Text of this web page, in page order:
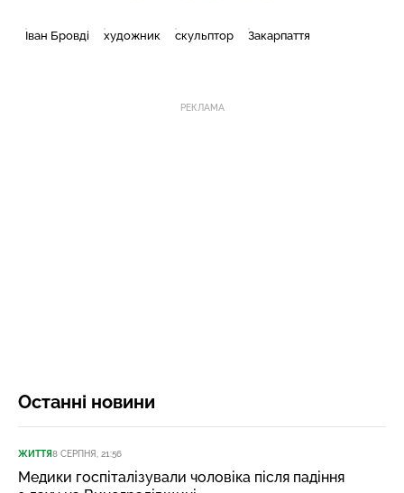
Іван Бровді художник скульптор Закарпаття
РЕКЛАМА
Останні новини
ЖИТТЯ8 СЕРПНЯ, 21:56
Медики госпіталізували чоловіка після падіння